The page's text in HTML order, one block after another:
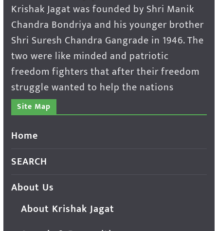
Krishak Jagat was founded by Shri Manik
Chandra Bondriya and his younger brother
Shri Suresh Chandra Gangrade in 1946. The
two were like minded and patriotic
freedom fighters that after their freedom
struggle wanted to help the nations
Site Map
Home
SEARCH
About Us
About Krishak Jagat